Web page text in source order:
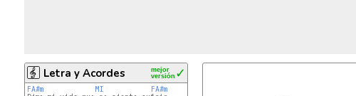
Letra y Acordes ✓
mejor
versión
FA#m MI
FA#m